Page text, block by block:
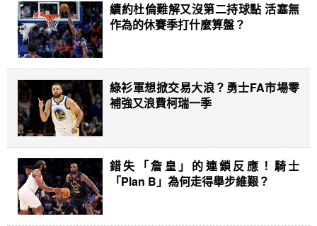
續約杜倫難解又沒第二持球點 活塞無
作為的休賽季打什麼算盤？
綠衫軍想掀交易大浪？勇士FA市場零
補強又浪費柯瑞一季
錯失「詹皇」的連鎖反應！騎士
「Plan B」為何走得舉步維艱？